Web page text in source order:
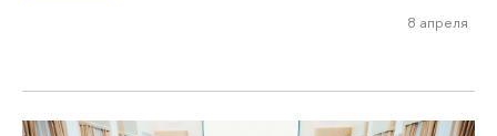
8 апреля